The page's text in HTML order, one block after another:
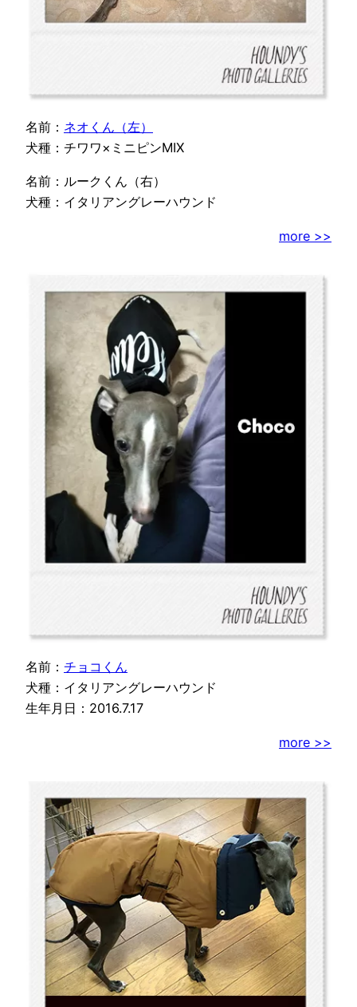
名前： ネオくん（左）
犬種：チワワ×ミニピンMIX
名前：ルークくん（右）
犬種：イタリアングレーハウンド
more >>
名前： チョコくん
犬種：イタリアングレーハウンド
生年月日：2016.7.17
more >>